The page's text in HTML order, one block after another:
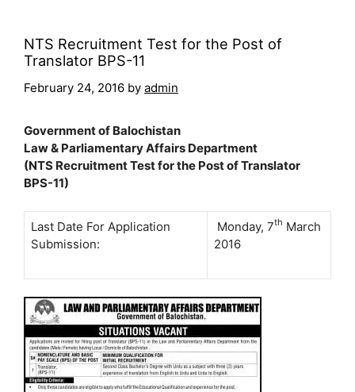
NTS Recruitment Test for the Post of
Translator BPS-11
February 24, 2016 by admin
Government of Balochistan
Law & Parliamentary Affairs Department
(NTS Recruitment Test for the Post of Translator
BPS-11)
Last Date For Application
Submission:
Monday, 7th March
2016